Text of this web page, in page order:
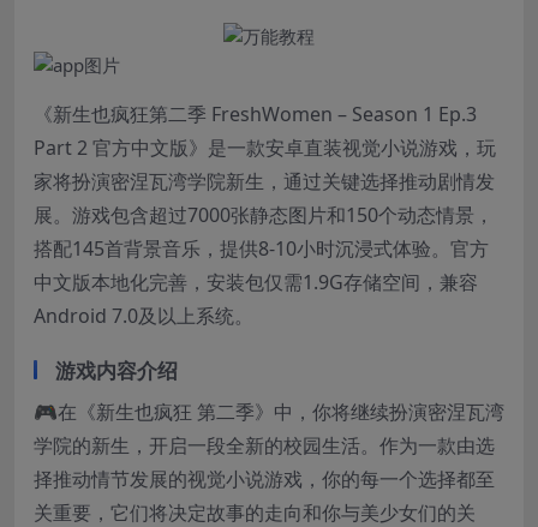
《新生也疯狂第二季 FreshWomen – Season 1 Ep.3
Part 2 官方中文版》是一款安卓直装视觉小说游戏，玩
家将扮演密涅瓦湾学院新生，通过关键选择推动剧情发
展。游戏包含超过7000张静态图片和150个动态情景，
搭配145首背景音乐，提供8-10小时沉浸式体验。官方
中文版本地化完善，安装包仅需1.9G存储空间，兼容
Android 7.0及以上系统。
游戏内容介绍
🎮在《新生也疯狂 第二季》中，你将继续扮演密涅瓦湾
学院的新生，开启一段全新的校园生活。作为一款由选
择推动情节发展的视觉小说游戏，你的每一个选择都至
关重要，它们将决定故事的走向和你与美少女们的关